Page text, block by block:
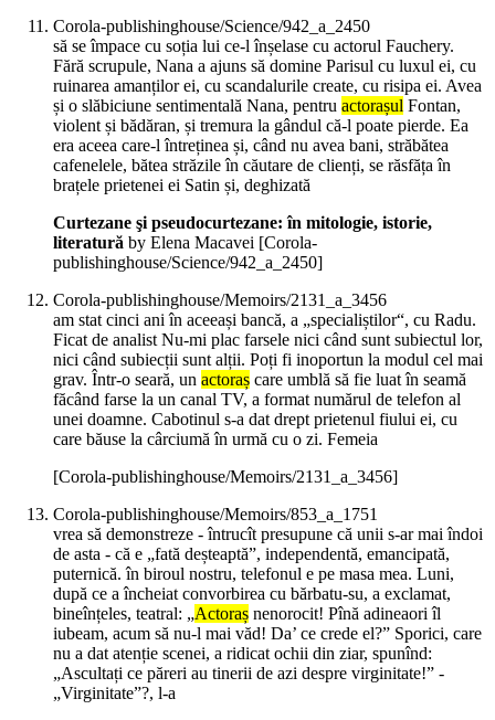
Corola-publishinghouse/Science/942_a_2450
să se împace cu soția lui ce-l înșelase cu actorul Fauchery.
Fără scrupule, Nana a ajuns să domine Parisul cu luxul ei, cu
ruinarea amanților ei, cu scandalurile create, cu risipa ei. Avea
și o slăbiciune sentimentală Nana, pentru actorașul Fontan,
violent și bădăran, și tremura la gândul că-l poate pierde. Ea
era aceea care-l întreținea și, când nu avea bani, străbătea
cafenelele, bătea străzile în căutare de clienți, se răsfăța în
brațele prietenei ei Satin și, deghizată
Curtezane şi pseudocurtezane: în mitologie, istorie,
literatură by Elena Macavei [Corola-
publishinghouse/Science/942_a_2450]
Corola-publishinghouse/Memoirs/2131_a_3456
am stat cinci ani în aceeași bancă, a „specialiștilor“, cu Radu.
Ficat de analist Nu-mi plac farsele nici când sunt subiectul lor,
nici când subiecții sunt alții. Poți fi inoportun la modul cel mai
grav. Într-o seară, un actoraș care umblă să fie luat în seamă
făcând farse la un canal TV, a format numărul de telefon al
unei doamne. Cabotinul s-a dat drept prietenul fiului ei, cu
care băuse la cârciumă în urmă cu o zi. Femeia
[Corola-publishinghouse/Memoirs/2131_a_3456]
Corola-publishinghouse/Memoirs/853_a_1751
vrea să demonstreze - întrucît presupune că unii s-ar mai îndoi
de asta - că e „fată deșteaptă”, independentă, emancipată,
puternică. în biroul nostru, telefonul e pe masa mea. Luni,
după ce a încheiat convorbirea cu bărbatu-su, a exclamat,
bineînțeles, teatral: „Actoraș nenorocit! Pînă adineaori îl
iubeam, acum să nu-l mai văd! Da’ ce crede el?” Sporici, care
nu a dat atenție scenei, a ridicat ochii din ziar, spunînd:
„Ascultați ce păreri au tinerii de azi despre virginitate!” -
„Virginitate”?, l-a